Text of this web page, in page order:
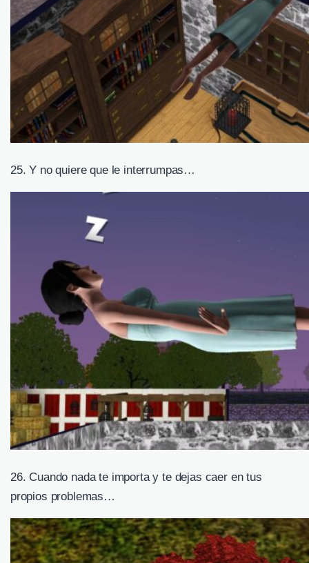
25. Y no quiere que le interrumpas…
26. Cuando nada te importa y te dejas caer en tus
propios problemas…